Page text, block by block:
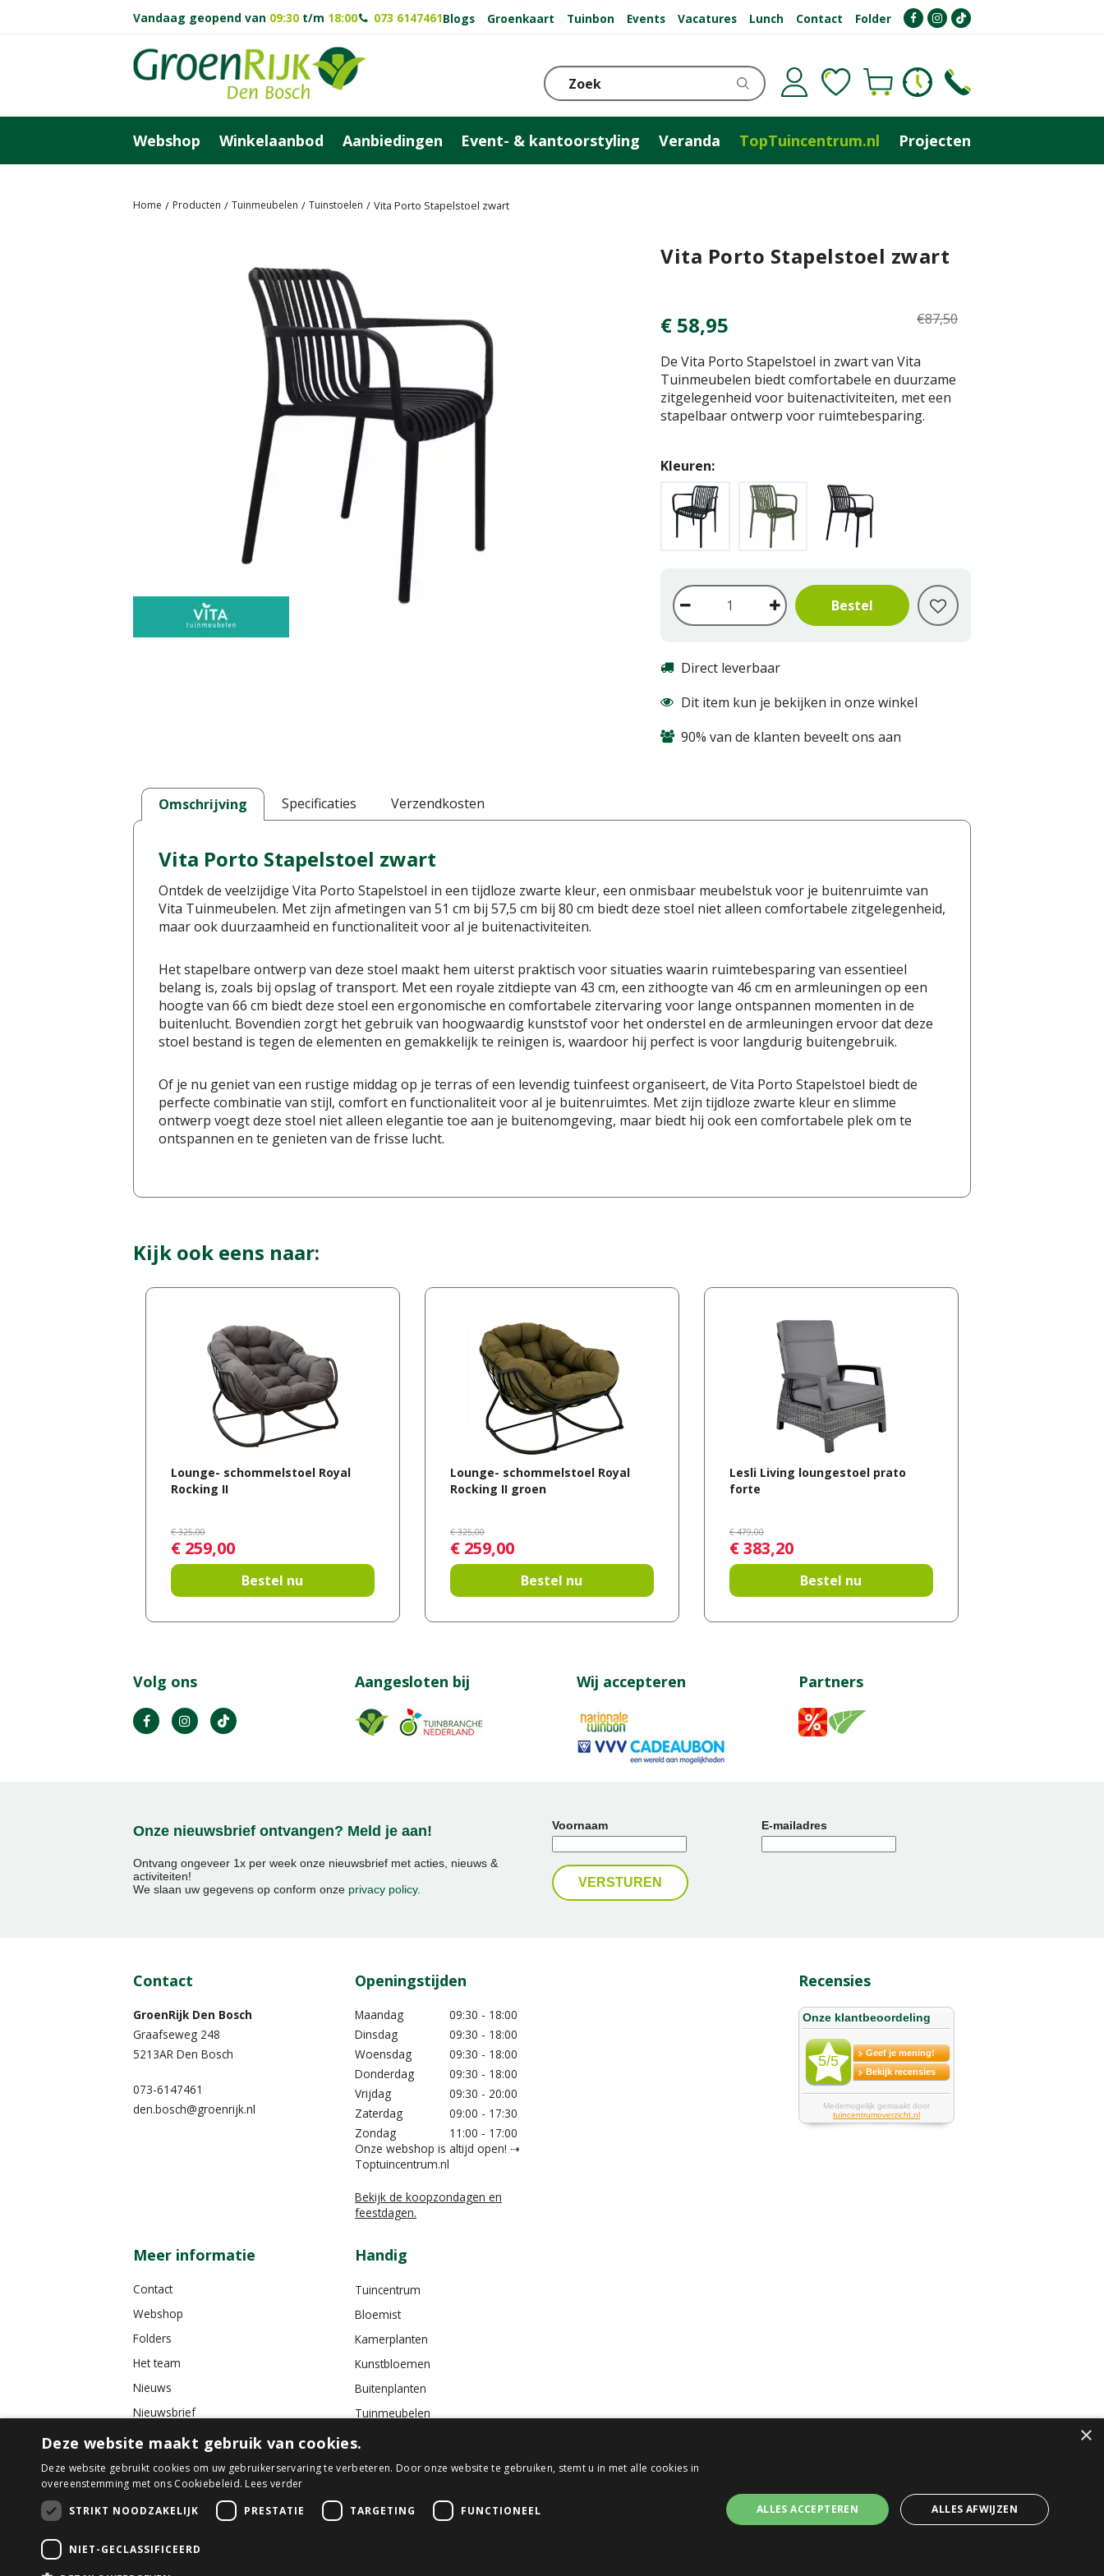
Home Producten Tuinmeubelen Tuinstoelen Vita Porto Stapelstoel zwart
Vandaag geopend van 09:30 t/m 18:00 073 6147461Blogs Groenkaart Tuinbon Events Vacatures Lunch Contact Folder
Webshop Winkelaanbod Aanbiedingen Event- & kantoorstyling Veranda TopTuincentrum.nl Projecten
Vita Porto Stapelstoel zwart
€87,50
€ 58,95
De Vita Porto Stapelstoel in zwart van Vita
Tuinmeubelen biedt comfortabele en duurzame
zitgelegenheid voor buitenactiviteiten, met een
stapelbaar ontwerp voor ruimtebesparing.
Kleuren:
Direct leverbaar
Dit item kun je bekijken in onze winkel
90% van de klanten beveelt ons aan
Omschrijving Specificaties Verzendkosten
Vita Porto Stapelstoel zwart
Ontdek de veelzijdige Vita Porto Stapelstoel in een tijdloze zwarte kleur, een onmisbaar meubelstuk voor je buitenruimte van
Vita Tuinmeubelen. Met zijn afmetingen van 51 cm bij 57,5 cm bij 80 cm biedt deze stoel niet alleen comfortabele zitgelegenheid,
maar ook duurzaamheid en functionaliteit voor al je buitenactiviteiten.
Het stapelbare ontwerp van deze stoel maakt hem uiterst praktisch voor situaties waarin ruimtebesparing van essentieel
belang is, zoals bij opslag of transport. Met een royale zitdiepte van 43 cm, een zithoogte van 46 cm en armleuningen op een
hoogte van 66 cm biedt deze stoel een ergonomische en comfortabele zitervaring voor lange ontspannen momenten in de
buitenlucht. Bovendien zorgt het gebruik van hoogwaardig kunststof voor het onderstel en de armleuningen ervoor dat deze
stoel bestand is tegen de elementen en gemakkelijk te reinigen is, waardoor hij perfect is voor langdurig buitengebruik.
Of je nu geniet van een rustige middag op je terras of een levendig tuinfeest organiseert, de Vita Porto Stapelstoel biedt de
perfecte combinatie van stijl, comfort en functionaliteit voor al je buitenruimtes. Met zijn tijdloze zwarte kleur en slimme
ontwerp voegt deze stoel niet alleen elegantie toe aan je buitenomgeving, maar biedt hij ook een comfortabele plek om te
ontspannen en te genieten van de frisse lucht.
Kijk ook eens naar:
Lounge- schommelstoel Royal
Rocking II
€ 325,00
€ 259,00
Bestel nu
Lounge- schommelstoel Royal
Rocking II groen
€ 325,00
€ 259,00
Bestel nu
Lesli Living loungestoel prato
forte
€ 479,00
€383,20
Bestel nu
Volg ons Aangesloten bij Wij accepteren Partners
Onze nieuwsbrief ontvangen? Meld je aan!
Ontvang ongeveer 1x per week onze nieuwsbrief met acties, nieuws &
activiteiten!
We slaan uw gegevens op conform onze privacy policy.
Voornaam E-mailadres
Contact
GroenRijk Den Bosch
Graafseweg 248
5213AR Den Bosch
073-6147461
den.bosch@groenrijk.nl
Openingstijden
Maandag
09:30 - 18:00
Dinsdag
09:30 - 18:00
Woensdag
09:30 - 18:00
Donderdag
09:30 - 18:00
Vrijdag
09:30 - 20:00
Zaterdag
09:00 - 17:30
Zondag
11:00 - 17:00
Onze webshop is altijd open! ⇢
Toptuincentrum.nl
Bekijk de koopzondagen en
feestdagen.
Recensies
Meer informatie
Contact
Webshop
Folders
Het team
Nieuws
Nieuwsbrief
Tuincafé
Vacatures
Algemene voorwaarden
Handig
Tuincentrum
Bloemist
Kamerplanten
Kunstbloemen
Buitenplanten
Tuinmeubelen
×
Deze website maakt gebruik van cookies.
Deze website gebruikt cookies om uw gebruikerservaring te verbeteren. Door onze website te gebruiken, stemt u in met alle cookies in
overeenstemming met ons Cookiebeleid. Lees verder
STRIKT NOODZAKELIJK
PRESTATIE TARGETING FUNCTIONEEL
NIET-GECLASSIFICEERD
ALLES ACCEPTEREN ALLES AFWIJZEN